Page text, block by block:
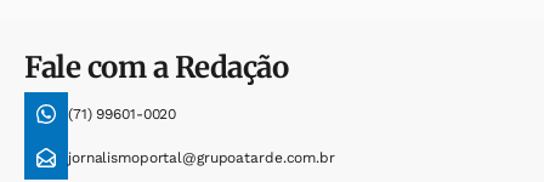
Fale com a Redação
(71) 99601-0020
jornalismoportal@grupoatarde.com.br